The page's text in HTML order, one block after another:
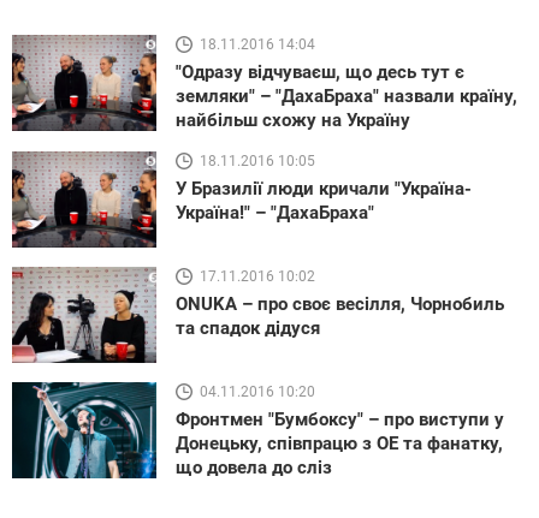
18.11.2016 14:04
"Одразу відчуваєш, що десь тут є
земляки" – "ДахаБраха" назвали країну,
найбільш схожу на Україну
18.11.2016 10:05
У Бразилії люди кричали "Україна-
Україна!" – "ДахаБраха"
17.11.2016 10:02
ONUKA – про своє весілля, Чорнобиль
та спадок дідуся
04.11.2016 10:20
Фронтмен "Бумбоксу" – про виступи у
Донецьку, співпрацю з ОЕ та фанатку,
що довела до сліз